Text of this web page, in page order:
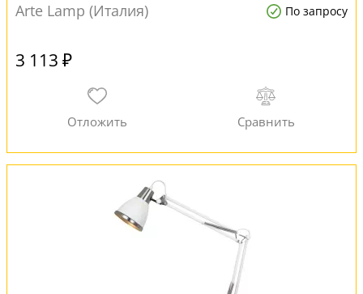
Arte Lamp (Италия)
По запросу
3 113 ₽